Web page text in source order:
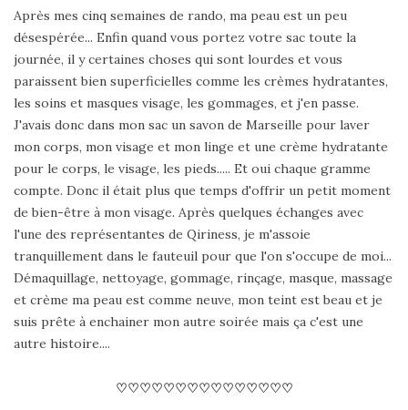
Après mes cinq semaines de rando, ma peau est un peu
désespérée... Enfin quand vous portez votre sac toute la
journée, il y certaines choses qui sont lourdes et vous
paraissent bien superficielles comme les crèmes hydratantes,
les soins et masques visage, les gommages, et j'en passe.
J'avais donc dans mon sac un savon de Marseille pour laver
mon corps, mon visage et mon linge et une crème hydratante
pour le corps, le visage, les pieds..... Et oui chaque gramme
compte. Donc il était plus que temps d'offrir un petit moment
de bien-être à mon visage. Après quelques échanges avec
l'une des représentantes de Qiriness, je m'assoie
tranquillement dans le fauteuil pour que l'on s'occupe de moi...
Démaquillage, nettoyage, gommage, rinçage, masque, massage
et crème ma peau est comme neuve, mon teint est beau et je
suis prête à enchainer mon autre soirée mais ça c'est une
autre histoire....
♡♡♡♡♡♡♡♡♡♡♡♡♡♡♡